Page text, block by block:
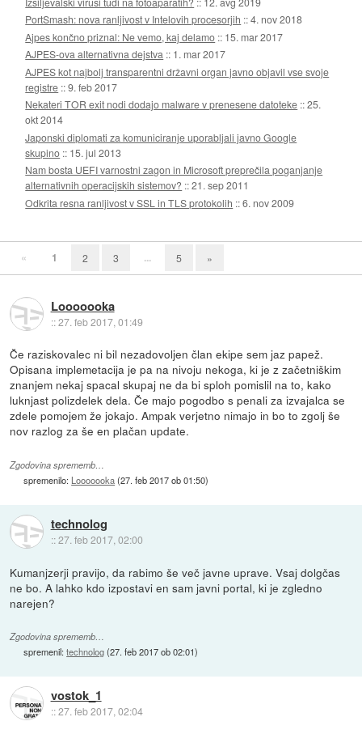
PortSmash: nova ranljivost v Intelovih procesorjih ::4. nov 2018
Ajpes končno priznal: Ne vemo, kaj delamo :: 15. mar 2017
AJPES-ova alternativna dejstva :: 1. mar 2017
AJPES kot najbolj transparentni državni organ javno objavil vse svoje
registre ::9. feb 2017
Nekateri TOR exit nodi dodajo malware v prenesene datoteke ::25.
okt 2014
Japonski diplomati za komuniciranje uporabljali javno Google
skupino :: 15. jul 2013
Nam bosta UEFI varnostni zagon in Microsoft preprečila poganjanje
alternativnih operacijskih sistemov? ::21. sep 2011
Odkrita resna ranljivost v SSL in TLS protokolih ::6. nov 2009
« 1 2 3 ... 5 »
Looooooka
::27. feb 2017, 01:49
Če raziskovalec ni bil nezadovoljen član ekipe sem jaz papež.
Opisana implemetacija je pa na nivoju nekoga, ki je z začetniškim
znanjem nekaj spacal skupaj ne da bi sploh pomislil na to, kako
luknjast polizdelek dela. Če majo pogodbo s penali za izvajalca se
zdele pomojem že jokajo. Ampak verjetno nimajo in bo to zgolj še
nov razlog za še en plačan update.
Zgodovina sprememb…
spremenilo: Looooooka(27. feb 2017 ob 01:50)
technolog
::27. feb 2017, 02:00
Kumanjzerji pravijo, da rabimo še več javne uprave. Vsaj dolgčas
ne bo. A lahko kdo izpostavi en sam javni portal, ki je zgledno
narejen?
Zgodovina sprememb…
spremenil:technolog(27. feb 2017 ob 02:01)
vostok_1
::27. feb 2017, 02:04